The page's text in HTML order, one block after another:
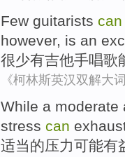
Few guitarists can
however, is an
很少有吉他手唱歌
《柯林斯英汉双解大词
While a moderate
stress can
适当的压力可能有